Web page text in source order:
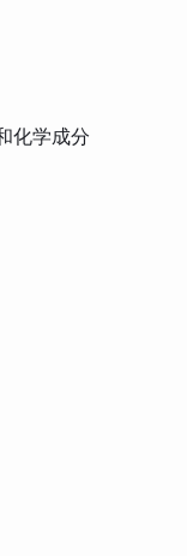
化学成分